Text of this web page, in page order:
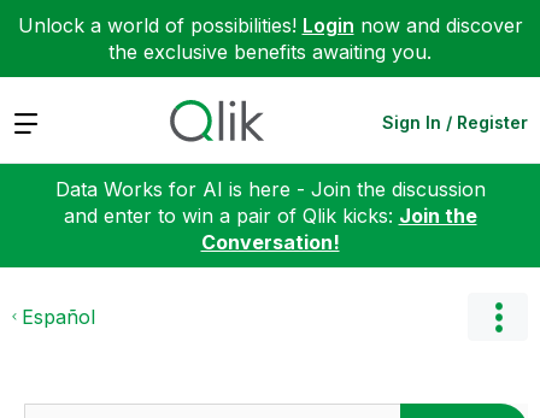
Unlock a world of possibilities! Login now and discover
the exclusive benefits awaiting you.
Expand Sign In / Register
Data Works for AI is here - Join the discussion
and enter to win a pair of Qlik kicks: Join the
Conversation!
Español